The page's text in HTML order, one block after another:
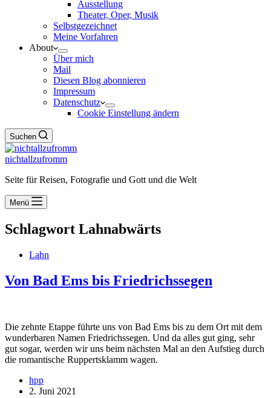
Ausstellung
Theater, Oper, Musik
Selbstgezeichnet
Meine Vorfahren
About
Über mich
Mail
Diesen Blog abonnieren
Impressum
Datenschutz
Cookie Einstellung ändern
Suchen
nichtallzufromm
Seite für Reisen, Fotografie und Gott und die Welt
Menü
Schlagwort Lahnabwärts
Lahn
Von Bad Ems bis Friedrichssegen
Die zehnte Etappe führte uns von Bad Ems bis zu dem Ort mit dem
wunderbaren Namen Friedrichssegen. Und da alles gut ging, sehr
gut sogar, werden wir uns beim nächsten Mal an den Aufstieg durch
die romantische Ruppertsklamm wagen.
hpp
2. Juni 2021